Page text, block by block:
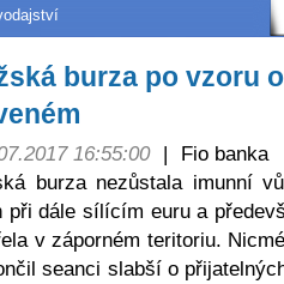
burza po vzoru
16:55:00 |
Fio banka
burza nezůstala imunní
při dále sílícím euru a
v záporném teritoriu.
seanci slabší o